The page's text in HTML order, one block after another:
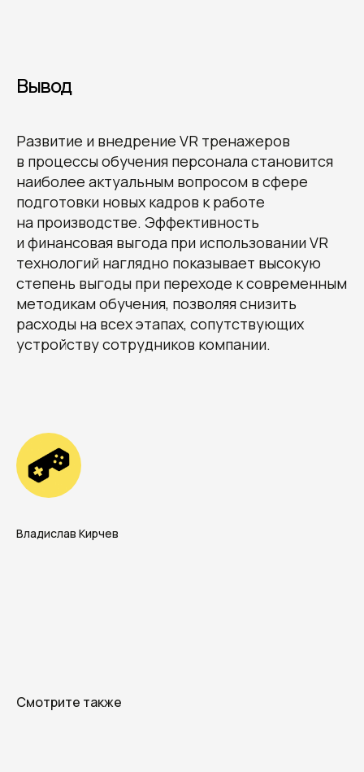
Вывод
Развитие и внедрение VR тренажеров
в процессы обучения персонала становится
наиболее актуальным вопросом в сфере
подготовки новых кадров к работе
на производстве. Эффективность
и финансовая выгода при использовании VR
технологий наглядно показывает высокую
степень выгоды при переходе к современным
методикам обучения, позволяя снизить
расходы на всех этапах, сопутствующих
устройству сотрудников компании.
Владислав Кирчев
Смотрите также
Получите наши
рекомендации, узнайте
стоимость и сроки
разработки вашего проекта
Новороссийск, ул. Котанова, д.30
Москва, Духовской пер., д.17, стр.18